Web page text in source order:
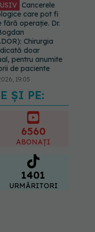
Cancerele
care pot fi
fără operație. Dr.
Chirurgia
doar
pentru anumite
de paciente
19:05
Brahiterapie
externă în
ginecologic. Dr.
(SANADOR)
diferența și cum
tratamentul
ȘI PE:
6560
ABONAȚI
1401
URMĂRITORI